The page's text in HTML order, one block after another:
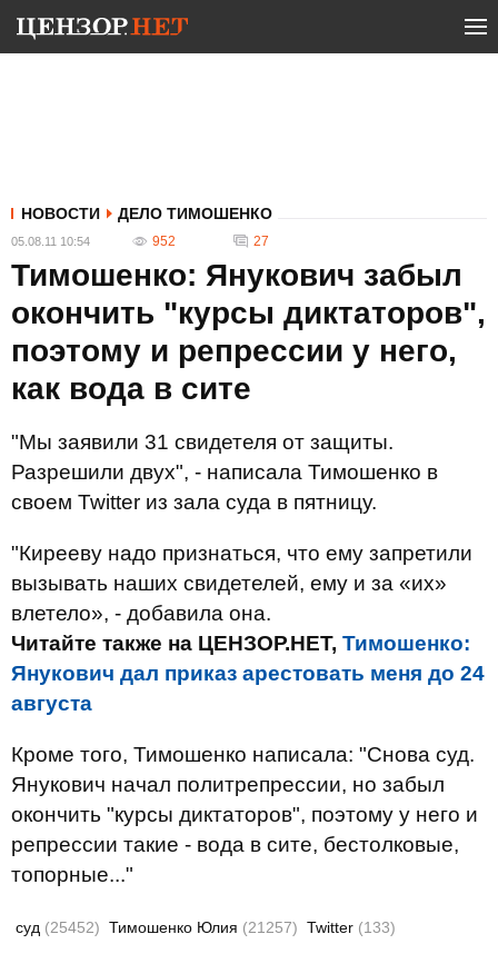
НОВОСТИ ДЕЛО ТИМОШЕНКО
05.08.11 10:54 952 27
Тимошенко: Янукович забыл
окончить "курсы диктаторов",
поэтому и репрессии у него,
как вода в сите
"Мы заявили 31 свидетеля от защиты.
Разрешили двух", - написала Тимошенко в
своем Twitter из зала суда в пятницу.
"Кирееву надо признаться, что ему запретили
вызывать наших свидетелей, ему и за «их»
влетело», - добавила она.
Читайте также на ЦЕНЗОР.НЕТ, Тимошенко:
Янукович дал приказ арестовать меня до 24
августа
Кроме того, Тимошенко написала: "Снова суд.
Янукович начал политрепрессии, но забыл
окончить "курсы диктаторов", поэтому у него и
репрессии такие - вода в сите, бестолковые,
топорные..."
суд (25452) Тимошенко Юлия (21257) Twitter (133)